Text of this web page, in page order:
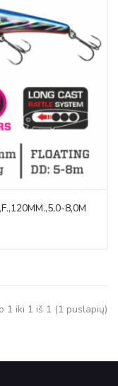
8,0M
1 iki 1 iš 1 (1 puslapių)